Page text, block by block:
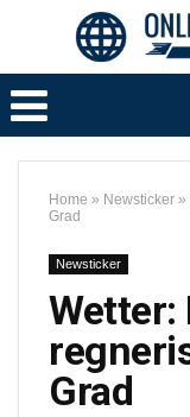
Home » Newsticker »
Grad
Newsticker
Wetter:
Grad